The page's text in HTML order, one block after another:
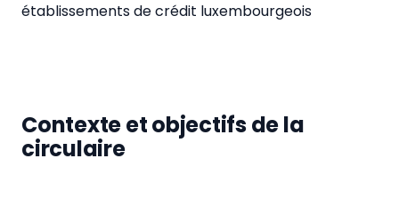
établissements de crédit luxembourgeois
Contexte et objectifs de la
circulaire